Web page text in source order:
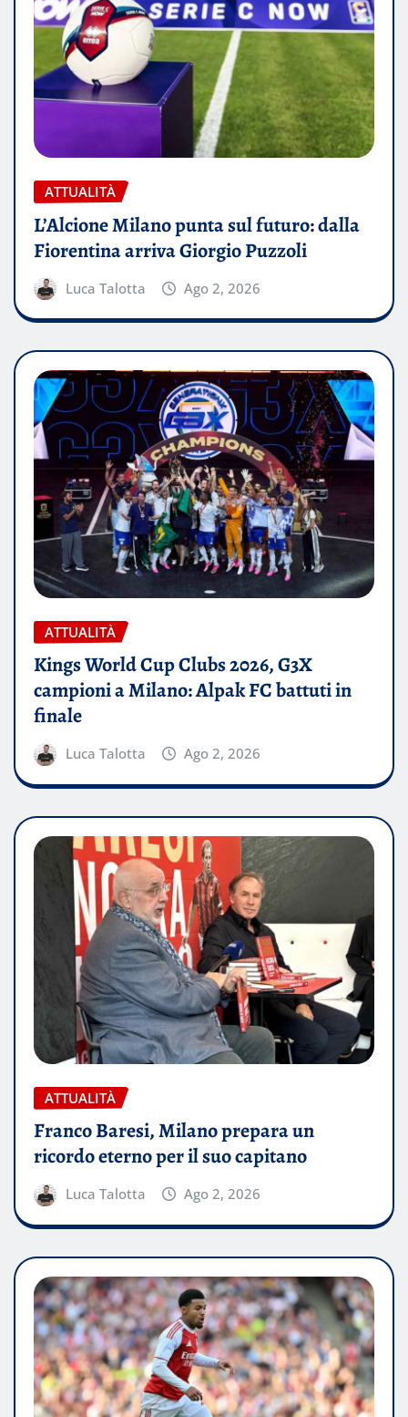
ATTUALITÀ
L’Alcione Milano punta sul futuro: dalla
Fiorentina arriva Giorgio Puzzoli
Luca Talotta Ago 2, 2026
ATTUALITÀ
Kings World Cup Clubs 2026, G3X
campioni a Milano: Alpak FC battuti in
finale
Luca Talotta Ago 2, 2026
ATTUALITÀ
Franco Baresi, Milano prepara un
ricordo eterno per il suo capitano
Luca Talotta Ago 2, 2026